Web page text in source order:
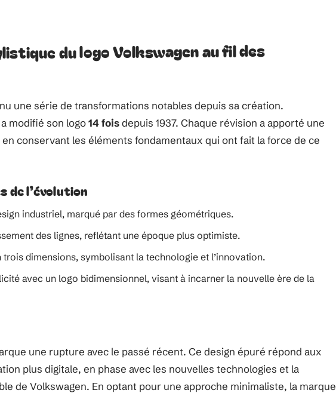
du logo Volkswagen au fil des
une série de transformations notables depuis sa création.
modifié son logo14 foisdepuis 1937. Chaque révision a apporté une
conservant les éléments fondamentaux qui ont fait la force de ce
de l’évolution
industriel, marqué par des formes géométriques.
des lignes, reflétant une époque plus optimiste.
dimensions, symbolisant la technologie et l’innovation.
avec un logo bidimensionnel, visant à incarner la nouvelle ère de la
une rupture avec le passé récent. Ce design épuré répond aux
plus digitale, en phase avec les nouvelles technologies et la
de Volkswagen. En optant pour une approche minimaliste, la marque